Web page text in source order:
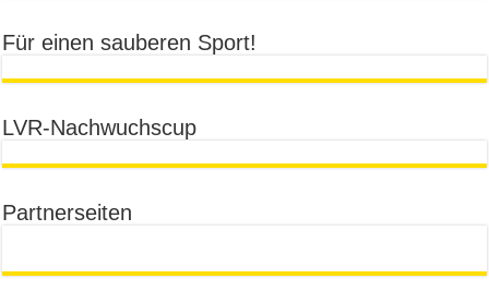
Für einen sauberen Sport!
LVR-Nachwuchscup
Partnerseiten